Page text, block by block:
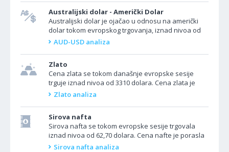
Australijski dolar - Američki Dolar
Australijski dolar je ojačao u odnosu na američki
dolar tokom evropskog trgovanja, iznad nivoa od
0.6430. Valutni par AUD/USD je porastao jer novi
AUD-USD analiza
Zlato
Cena zlata se tokom današnje evropske sesije
trguje iznad nivoa od 3310 dolara. Cena zlata je
porasla, približavajući se dvonedeljnom
Zlato analiza
Sirova nafta
Sirova nafta se tokom evropske sesije trgovala
iznad nivoa od 62,70 dolara. Cena nafte je porasla
nakon što su se pojavili izveštaji da Izrael...
Sirova nafta analiza